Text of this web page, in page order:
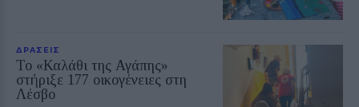
ΔΡΑΣΕΙΣ
Το «Καλάθι της Αγάπης»
στήριξε 177 οικογένειες στη
Λέσβο